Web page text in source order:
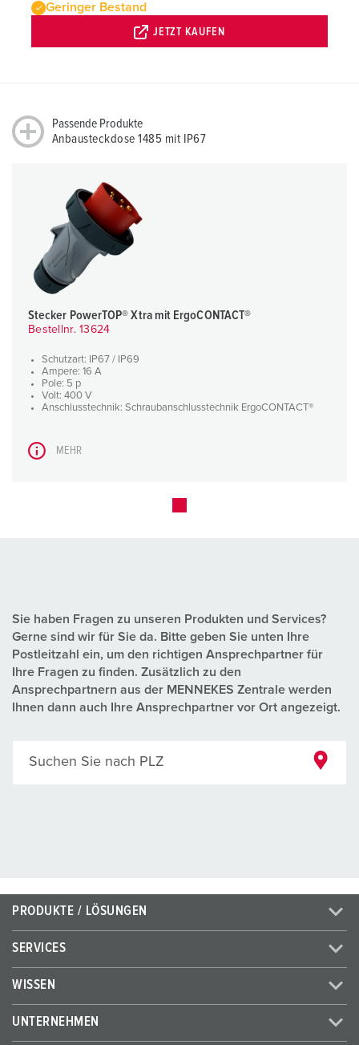
Geringer Bestand
JETZT KAUFEN
Passende Produkte
Anbausteckdose 1485 mit IP67
Stecker PowerTOP® Xtra mit ErgoCONTACT®
Bestellnr. 13624
Schutzart: IP67 / IP69
Ampere: 16 A
Pole: 5 p
Volt: 400 V
Anschlusstechnik: Schraubanschlusstechnik ErgoCONTACT®
MEHR
Sie haben Fragen zu unseren Produkten und Services?
Gerne sind wir für Sie da. Bitte geben Sie unten Ihre
Postleitzahl ein, um den richtigen Ansprechpartner für
Ihre Fragen zu finden. Zusätzlich zu den
Ansprechpartnern aus der MENNEKES Zentrale werden
Ihnen dann auch Ihre Ansprechpartner vor Ort angezeigt.
Suchen Sie nach PLZ
PRODUKTE / LÖSUNGEN
SERVICES
WISSEN
UNTERNEHMEN